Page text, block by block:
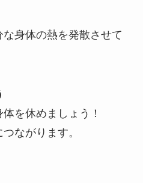
身体の熱を発散させて
を休めましょう！
ながります。